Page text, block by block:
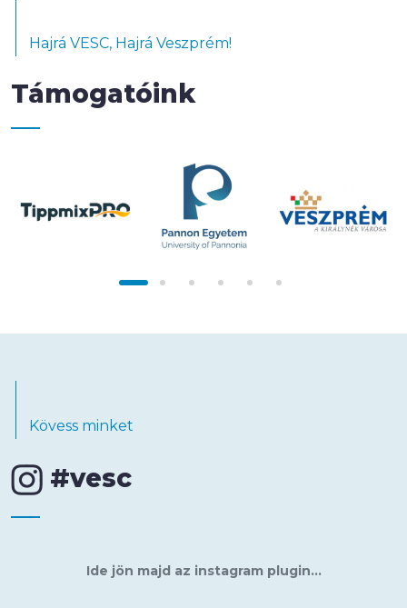
Hajrá VESC, Hajrá Veszprém!
Támogatóink
Kövess minket
#vesc
Ide jön majd az instagram plugin...